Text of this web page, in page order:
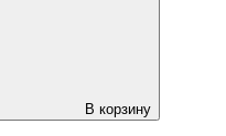
В корзину